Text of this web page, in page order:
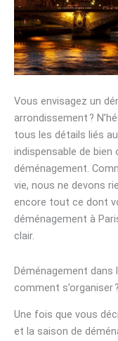
Vous envisagez un
arrondissement ?
tous les détails liés
indispensable de
déménagement.
vie, nous ne devons
encore tout ce dont
déménagement à
clair.
Déménagement dans
comment s’organiser ?
Une fois que vous
et la saison de